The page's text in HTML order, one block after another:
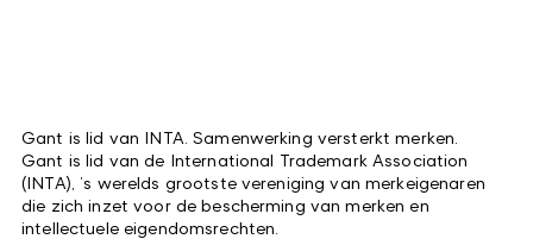
Gant is lid van INTA. Samenwerking versterkt merken.
Gant is lid van de International Trademark Association
(INTA), ’s werelds grootste vereniging van merkeigenaren
die zich inzet voor de bescherming van merken en
intellectuele eigendomsrechten.